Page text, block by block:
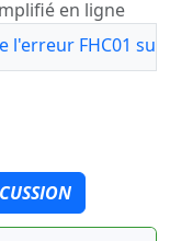
en ligne
l'erreur FHC01 sur